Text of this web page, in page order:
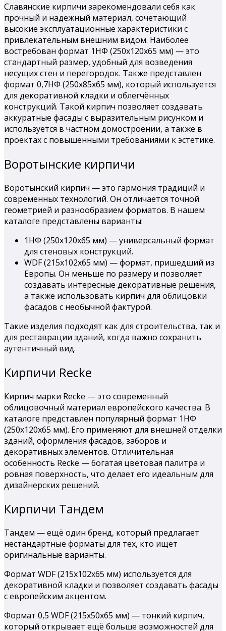
Славянские кирпичи зарекомендовали себя как
прочный и надежный материал, сочетающий
высокие эксплуатационные характеристики с
привлекательным внешним видом. Наиболее
востребован формат 1НФ (250х120х65 мм) — это
стандартный размер, удобный для возведения
несущих стен и перегородок. Также представлен
формат 0,7НФ (250х85х65 мм), который используется
для декоративной кладки и облегчённых
конструкций. Такой кирпич позволяет создавать
аккуратные фасады с выразительным рисунком и
используется в частном домостроении, а также в
проектах с повышенными требованиями к эстетике.
Воротынские кирпичи
Воротынский кирпич — это гармония традиций и
современных технологий. Он отличается точной
геометрией и разнообразием форматов. В нашем
каталоге представлены варианты:
1НФ (250х120х65 мм) — универсальный формат
для стеновых конструкций.
WDF (215х102х65 мм) — формат, пришедший из
Европы. Он меньше по размеру и позволяет
создавать интересные декоративные решения,
а также использовать кирпич для облицовки
фасадов с необычной фактурой.
Такие изделия подходят как для строительства, так и
для реставрации зданий, когда важно сохранить
аутентичный вид.
Кирпичи Recke
Кирпич марки Recke — это современный
облицовочный материал европейского качества. В
каталоге представлен популярный формат 1НФ
(250х120х65 мм). Его применяют для внешней отделки
зданий, оформления фасадов, заборов и
декоративных элементов. Отличительная
особенность Recke — богатая цветовая палитра и
ровная поверхность, что делает его идеальным для
дизайнерских решений.
Кирпичи Тандем
Тандем — ещё один бренд, который предлагает
нестандартные форматы для тех, кто ищет
оригинальные варианты.
Формат WDF (215х102х65 мм) используется для
декоративной кладки и позволяет создавать фасады
с европейским акцентом.
Формат 0,5 WDF (215х50х65 мм) — тонкий кирпич,
который открывает ещё больше возможностей для